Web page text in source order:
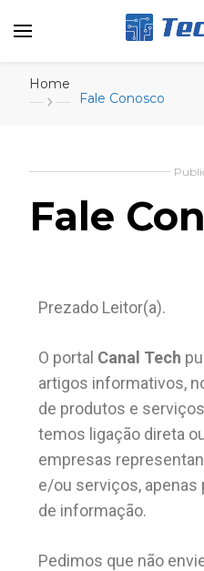
Home
Fale Conosco
Fale
Prezado Leitor(a).
O portal Canal Tech
artigos informativos,
de produtos e
temos ligação direta
empresas
e/ou serviços,
de informação.
Pedimos que não